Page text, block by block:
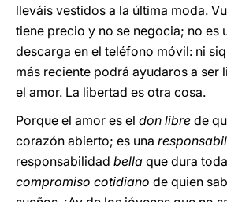
lleváis vestidos a la última moda.
tiene precio y no se negocia; no es
descarga en el teléfono móvil: ni
más reciente podrá ayudaros a ser
el amor. La libertad es otra cosa.
Porque el amor es el don libre de
corazón abierto; es una
responsabilidad bella que dura
compromiso cotidiano de quien